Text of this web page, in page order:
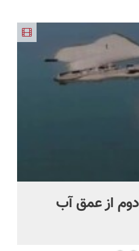
منزل درمان
((پرسش‌نامه))
از عمق آب